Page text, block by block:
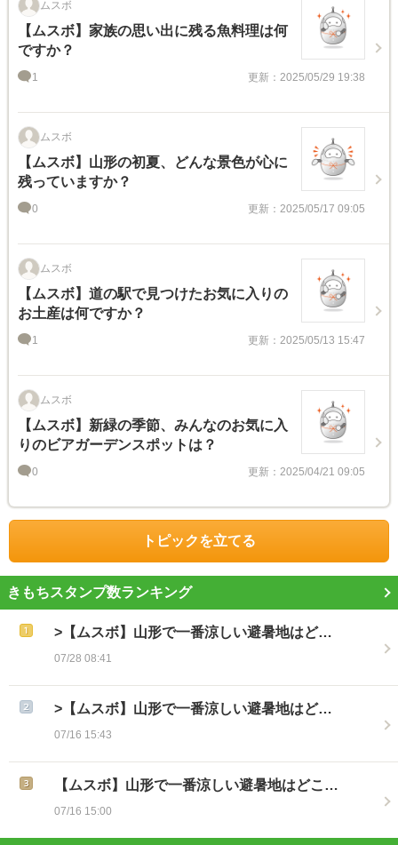
ムスボ
【ムスボ】家族の思い出に残る魚料理は何
ですか？
1 更新：2025/05/29 19:38
ムスボ
【ムスボ】山形の初夏、どんな景色が心に
残っていますか？
0 更新：2025/05/17 09:05
ムスボ
【ムスボ】道の駅で見つけたお気に入りの
お土産は何ですか？
1 更新：2025/05/13 15:47
ムスボ
【ムスボ】新緑の季節、みんなのお気に入
りのビアガーデンスポットは？
0 更新：2025/04/21 09:05
トピックを立てる
きもちスタンプ数ランキング
>【ムスボ】山形で一番涼しい避暑地はど…
07/28 08:41
>【ムスボ】山形で一番涼しい避暑地はど…
07/16 15:43
【ムスボ】山形で一番涼しい避暑地はどこ…
07/16 15:00